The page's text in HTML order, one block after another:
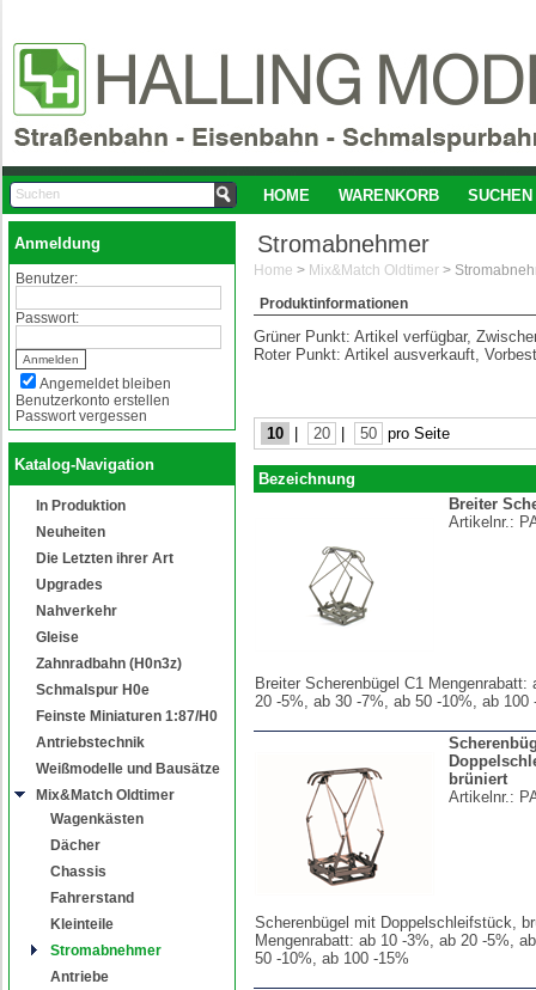
HOME WARENKORB SUCHEN
Anmeldung
Benutzer:
Passwort:
Angemeldet bleiben
Benutzerkonto erstellen
Passwort vergessen
Katalog-Navigation
In Produktion
Neuheiten
Die Letzten ihrer Art
Upgrades
Nahverkehr
Gleise
Zahnradbahn (H0n3z)
Schmalspur H0e
Feinste Miniaturen 1:87/H0
Antriebstechnik
Weißmodelle und Bausätze
Mix&Match Oldtimer
Wagenkästen
Dächer
Chassis
Fahrerstand
Kleinteile
Stromabnehmer
Antriebe
Stromabnehmer
Home > Mix&Match Oldtimer >
Produktinformationen
Grüner Punkt: Artikel verfügbar,
Roter Punkt: Artikel ausverkauft,
10 20 50 pro Seite
Bezeichnung
Breiter
Artikelnr.:
Breiter Scherenbügel C1 Mengenrabatt:
20 -5%, ab 30 -7%, ab 50 -10%, ab 100
brüniert
Artikelnr.:
Scherenbügel mit Doppelschleifstück,
Mengenrabatt: ab 10 -3%, ab 20 -5%,
50 -10%, ab 100 -15%